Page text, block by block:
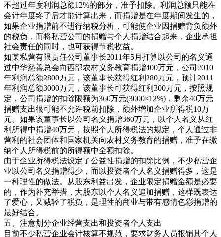
不超过年度利润总额12%的部分，准予扣除。利润总额只能在
会计年度终了后才能计算出来，而捐赠是在年度期间发生的，
如果企业捐赠前不进行纳税分析，可能使企业因捐赠背负额外
的税负，而将私营公司的捐赠与个人捐赠结合起来，企业承担
社会责任的同时，也可获得节税收益。
如某私营有限责任公司董事长2011年5月打算以公司的名义通
过中华慈善总会向西部农村义务教育捐赠400万元，公司2010
年利润总额2800万元，该董事长获得红利280万元，预计2011
年利润总额3000万元，该董事长可获得红利300万元，按照规
定，公司捐赠的扣除限额为360万元(3000×12%)，剩余40万元
捐赠支出很可能不允许税前扣除，额外增加企业所得税10万
元。如果该董事长以公司名义捐赠360万元，以个人名义从红
利所得中捐赠40万元，按照个人所得税法的规定，个人通过非
营利的社会团体和国家机关向农村义务教育的捐赠，准予在缴
纳个人所得税前的所得额中全额扣除。
由于企业所得税法设定了公益性捐赠的扣除比例，不少私营企
业以公司名义捐赠得少，而以投资者个人名义捐赠得多，这是
一种理性的做法。从股东利益出发，企业限定捐赠金额是必要
的，作为补充举措，大股东以个人名义追加捐赠，这样既表达
了爱心，又减轻了税负，是理性的商业与带有感情色彩捐赠的
最好结合。
五、注意划分企业经营支出和投资者个人支出
目前不少私营企业会计核算不规范，要求财务人员报销其个人